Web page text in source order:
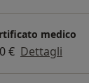
medico
€ Dettagli